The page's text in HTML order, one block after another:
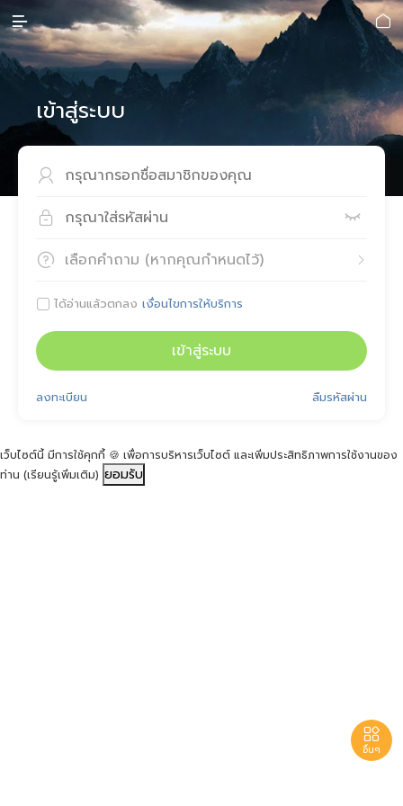
 
เข้าสู่ระบบ

 
 
เลือกคำถาม (หากคุณกำหนดไว้)
 ได้อ่านแล้วตกลง เงื่อนไขการให้บริการ
เข้าสู่ระบบ
ลืมรหัสผ่าน
ลงทะเบียน

อื่นๆ
เว็บไซต์นี้ มีการใช้คุกกี้ 🍪 เพื่อการบริหารเว็บไซต์ และเพิ่มประสิทธิภาพการใช้งานของ
ท่าน (เรียนรู้เพิ่มเติม) ยอมรับ